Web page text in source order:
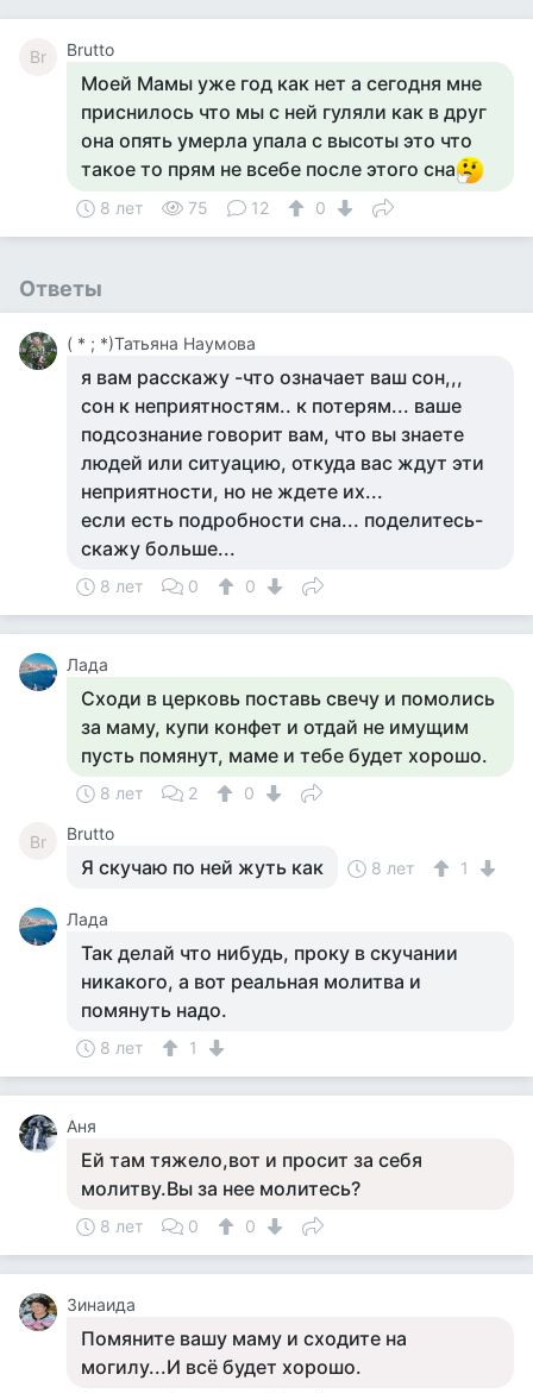
Br Brutto
Моей Мамы уже год как нет а сегодня мне
приснилось что мы с ней гуляли как в друг
она опять умерла упала с высоты это что
такое то прям не всебе после этого сна
8 лет 75 12 0
Ответы
( * ; *)Татьяна Наумова
я вам расскажу -что означает ваш сон,,,
сон к неприятностям.. к потерям... ваше
подсознание говорит вам, что вы знаете
людей или ситуацию, откуда вас ждут эти
неприятности, но не ждете их...
если есть подробности сна... поделитесь-
скажу больше...
8 лет 0 0
Лада
Сходи в церковь поставь свечу и помолись
за маму, купи конфет и отдай не имущим
пусть помянут, маме и тебе будет хорошо.
8 лет 2 0
Br Brutto
Я скучаю по ней жуть как 8 лет 1
Лада
Так делай что нибудь, проку в скучании
никакого, а вот реальная молитва и
помянуть надо.
8 лет 1
Аня
Ей там тяжело,вот и просит за себя
молитву.Вы за нее молитесь?
8 лет 0 0
Зинаида
Помяните вашу маму и сходите на
могилу...И всё будет хорошо.